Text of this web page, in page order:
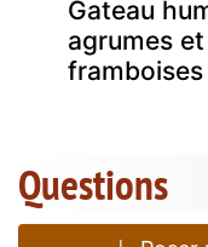
Gateau
agrumes et
framboises
Questions